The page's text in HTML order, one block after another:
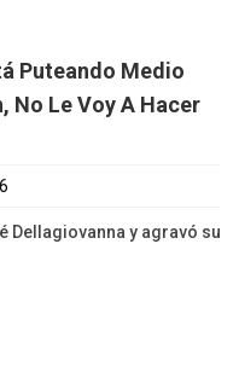
Puteando Medio
No Le Voy A Hacer
Dellagiovanna y agravó su